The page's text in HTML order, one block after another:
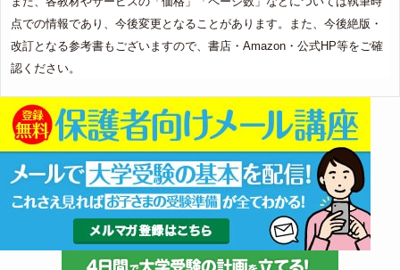
点での情報であり、今後変更となることがあります。また、今後絶版・
改訂となる参考書もございますので、書店・Amazon・公式HP等をご確
認ください。